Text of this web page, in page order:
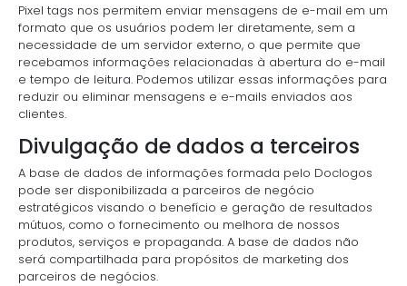
Pixel tags nos permitem enviar mensagens de e-mail em um
formato que os usuários podem ler diretamente, sem a
necessidade de um servidor externo, o que permite que
recebamos informações relacionadas à abertura do e-mail
e tempo de leitura. Podemos utilizar essas informações para
reduzir ou eliminar mensagens e e-mails enviados aos
clientes.
Divulgação de dados a terceiros
A base de dados de informações formada pelo Doclogos
pode ser disponibilizada a parceiros de negócio
estratégicos visando o benefício e geração de resultados
mútuos, como o fornecimento ou melhora de nossos
produtos, serviços e propaganda. A base de dados não
será compartilhada para propósitos de marketing dos
parceiros de negócios.